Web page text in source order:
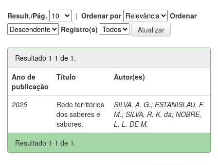
Result./Pág. | Ordenar por
Ordenar
Registro(s)
Resultado 1-1 de 1.
Ano de
publicação
Título Autor(es)
2025
Rede territórios
dos saberes e
sabores.
SILVA, A. G.; ESTANISLAU, F.
M.; SILVA, R. K. da; NOBRE,
L. L. DE M.
Resultado 1-1 de 1.